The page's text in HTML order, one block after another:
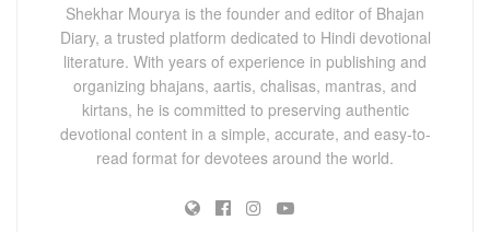
Shekhar Mourya is the founder and editor of Bhajan
Diary, a trusted platform dedicated to Hindi devotional
literature. With years of experience in publishing and
organizing bhajans, aartis, chalisas, mantras, and
kirtans, he is committed to preserving authentic
devotional content in a simple, accurate, and easy-to-
read format for devotees around the world.